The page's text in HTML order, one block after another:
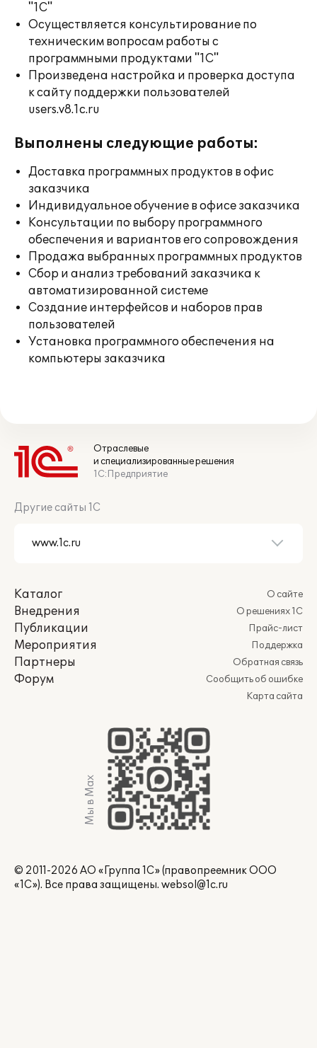
"1С"
Осуществляется консультирование по
техническим вопросам работы с
программными продуктами "1С"
Произведена настройка и проверка доступа
к сайту поддержки пользователей
users.v8.1c.ru
Выполнены следующие работы:
Доставка программных продуктов в офис
заказчика
Индивидуальное обучение в офисе заказчика
Консультации по выбору программного
обеспечения и вариантов его сопровождения
Продажа выбранных программных продуктов
Сбор и анализ требований заказчика к
автоматизированной системе
Создание интерфейсов и наборов прав
пользователей
Установка программного обеспечения на
компьютеры заказчика
Отраслевые
и специализированные решения
1С:Предприятие
Другие сайты 1С
Каталог
Внедрения
Публикации
Мероприятия
Партнеры
Форум
О сайте
О решениях 1С
Прайс-лист
Поддержка
Обратная связь
Сообщить об ошибке
Карта сайта
Мы в Max
© 2011-2026 АО «Группа 1С» (правопреемник ООО
«1С»). Все права защищены. websol@1c.ru